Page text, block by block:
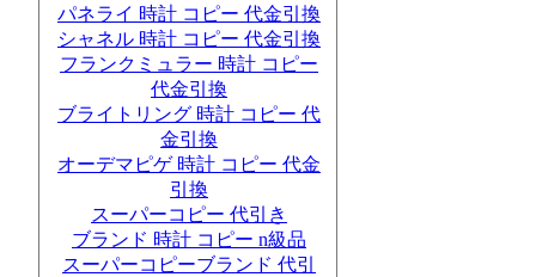
パネライ 時計 コピー 代金引換
シャネル 時計 コピー 代金引換
フランクミュラー 時計 コピー
代金引換
ブライトリング 時計 コピー 代
金引換
オーデマピゲ 時計 コピー 代金
引換
スーパーコピー 代引き
ブランド 時計 コピー n級品
スーパーコピーブランド 代引